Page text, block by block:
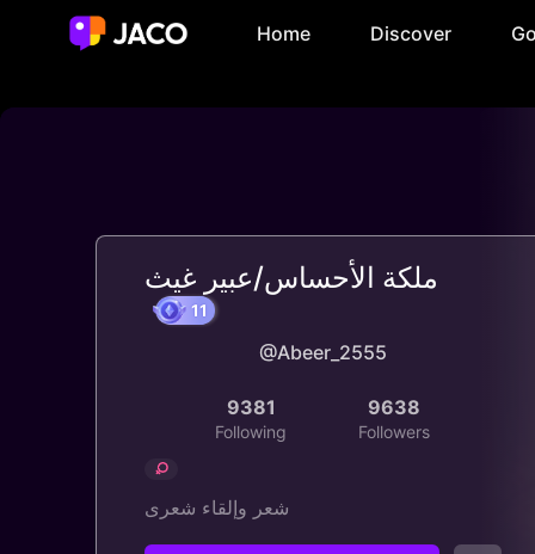
Home Discover
ملكة الأحساس/عبير غيث
@Abeer_2555
9381
Following
9638
Followers
شعر وإلقاء شعرى